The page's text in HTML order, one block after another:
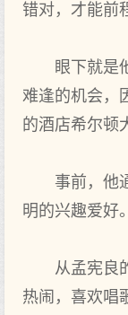
错对，才能前
眼下就是他
难逢的机会，
的酒店希尔顿
事前，他通
明的兴趣爱好。
从孟宪良的
热闹，喜欢唱